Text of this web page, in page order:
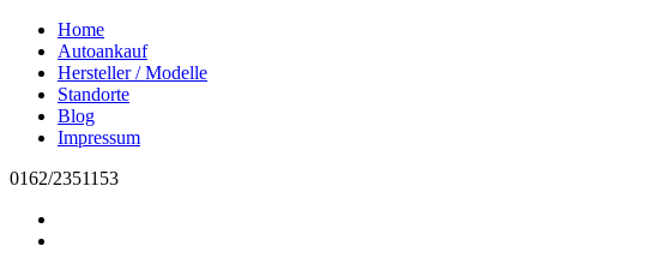
Home
Autoankauf
Hersteller / Modelle
Standorte
Blog
Impressum
0162/2351153